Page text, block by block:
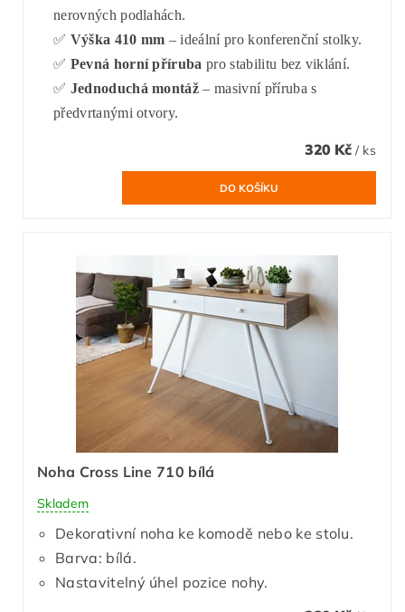
nerovných podlahách.
✅ Výška 410 mm – ideální pro konferenční stolky.
✅ Pevná horní příruba pro stabilitu bez viklání.
✅ Jednoduchá montáž – masivní příruba s
předvrtanými otvory.
320 Kč / ks
Noha Cross Line 710 bílá
Skladem
Dekorativní noha ke komodě nebo ke stolu.
Barva: bílá.
Nastavitelný úhel pozice nohy.